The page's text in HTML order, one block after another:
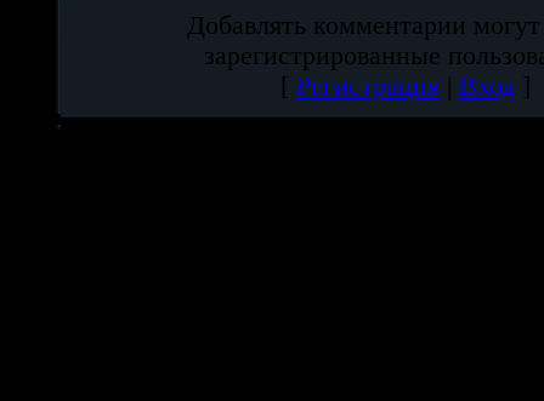
Добавлять комментарии могут
зарегистрированные
[ Регистрация | Вход ]